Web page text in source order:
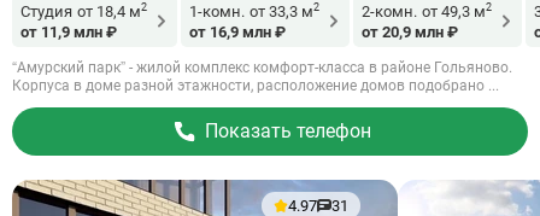
Студия от 18,4 м2
от 11,9 млн ₽
1-комн. от 33,3 м2
от 16,9 млн ₽
2-комн. от 49,3 м2
от 20,9 млн ₽
“Амурский парк” - жилой комплекс комфорт-класса в районе Гольяново.
Корпуса в доме разной этажности, расположение домов подобрано ...
Показать телефон
4.97 31